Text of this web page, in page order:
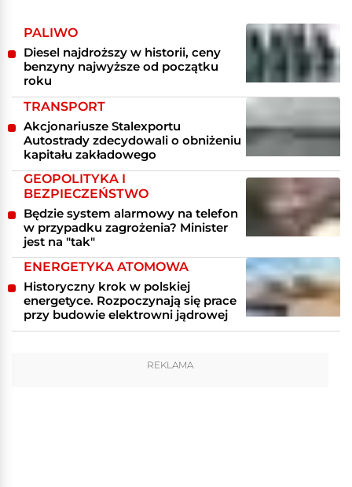
PALIWO
Diesel najdroższy w historii, ceny
benzyny najwyższe od początku
roku
TRANSPORT
Akcjonariusze Stalexportu
Autostrady zdecydowali o obniżeniu
kapitału zakładowego
GEOPOLITYKA I
BEZPIECZEŃSTWO
Będzie system alarmowy na telefon
w przypadku zagrożenia? Minister
jest na "tak"
ENERGETYKA ATOMOWA
Historyczny krok w polskiej
energetyce. Rozpoczynają się prace
przy budowie elektrowni jądrowej
REKLAMA